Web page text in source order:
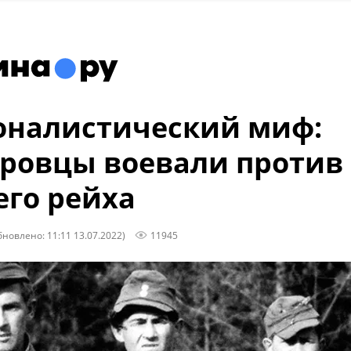
миф:
воевали против
рейха
11:11 13.07.2022) 11945